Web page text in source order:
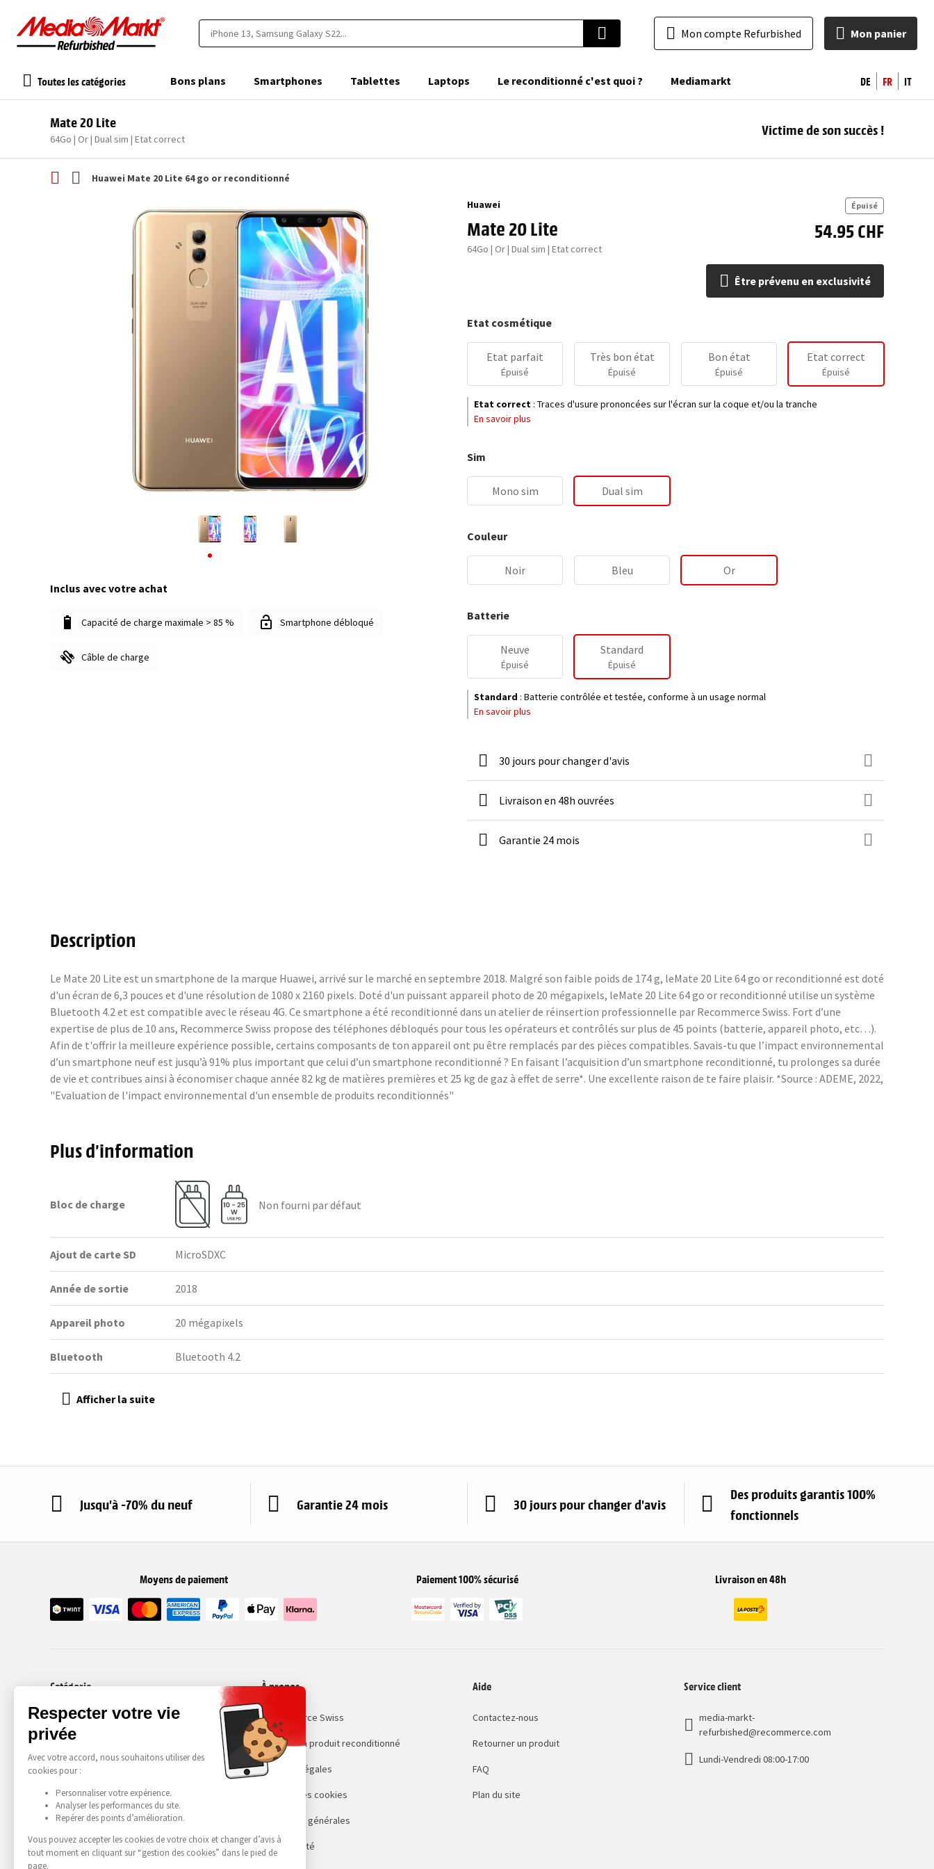
Mon compte Refurbished Mon panier
Toutes les catégories Bons plans Smartphones Tablettes Laptops Le reconditionné c'est quoi ? Mediamarkt DE FR IT
Mate 20 Lite
64Go | Or | Dual sim | Etat correct
Victime de son succès !
Huawei Mate 20 Lite 64 go or reconditionné
Huawei
Mate 20 Lite
64Go | Or | Dual sim | Etat correct
Épuisé
Inclus avec votre achat
Capacité de charge maximale > 85 % Smartphone débloqué
Câble de charge
54.95 CHF
Être prévenu en exclusivité
Etat cosmétique
Etat parfait
Épuisé
Très bon état
Épuisé
Bon état
Épuisé
Etat correct
Épuisé
Etat correct : Traces d'usure prononcées sur l'écran sur la coque et/ou la tranche
En savoir plus
Sim
Mono sim Dual sim
Couleur
Noir Bleu Or
Batterie
Neuve
Épuisé
Standard
Épuisé
Standard : Batterie contrôlée et testée, conforme à un usage normal
En savoir plus
30 jours pour changer d'avis
Livraison en 48h ouvrées
Garantie 24 mois
Description
Le Mate 20 Lite est un smartphone de la marque Huawei, arrivé sur le marché en septembre 2018. Malgré son faible poids de 174 g, leMate 20 Lite 64 go or reconditionné est doté
d'un écran de 6,3 pouces et d'une résolution de 1080 x 2160 pixels. Doté d'un puissant appareil photo de 20 mégapixels, leMate 20 Lite 64 go or reconditionné utilise un système
Bluetooth 4.2 et est compatible avec le réseau 4G. Ce smartphone a été reconditionné dans un atelier de réinsertion professionnelle par Recommerce Swiss. Fort d’une
expertise de plus de 10 ans, Recommerce Swiss propose des téléphones débloqués pour tous les opérateurs et contrôlés sur plus de 45 points (batterie, appareil photo, etc…).
Afin de t'offrir la meilleure expérience possible, certains composants de ton appareil ont pu être remplacés par des pièces compatibles. Savais-tu que l’impact environnemental
d’un smartphone neuf est jusqu’à 91% plus important que celui d’un smartphone reconditionné ? En faisant l’acquisition d’un smartphone reconditionné, tu prolonges sa durée
de vie et contribues ainsi à économiser chaque année 82 kg de matières premières et 25 kg de gaz à effet de serre*. Une excellente raison de te faire plaisir. *Source : ADEME, 2022,
"Evaluation de l'impact environnemental d'un ensemble de produits reconditionnés"
Plus d’information
Bloc de charge Non fourni par défaut
Ajout de carte SD MicroSDXC
Année de sortie 2018
Appareil photo 20 mégapixels
Bluetooth Bluetooth 4.2
Jusqu'à -70% du neuf Garantie 24 mois 30 jours pour changer d'avis
Des produits garantis 100%
fonctionnels
Moyens de paiement Paiement 100% sécurisé Livraison en 48h
Catégorie
Smartphones
À propos
Recommerce Swiss
Choisir son produit reconditionné
Mentions légales
Gestion des cookies
Conditions générales
Accessibilité
Aide
Contactez-nous
Retourner un produit
FAQ
Plan du site
Service client
media-markt-
refurbished@recommerce.com
Lundi-Vendredi 08:00-17:00